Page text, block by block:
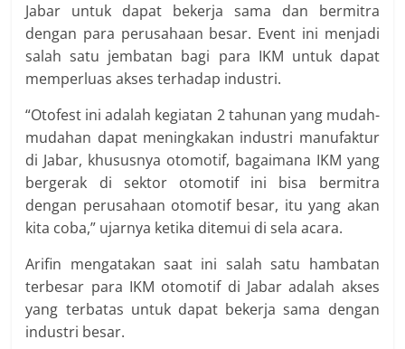
Jabar untuk dapat bekerja sama dan bermitra
dengan para perusahaan besar. Event ini menjadi
salah satu jembatan bagi para IKM untuk dapat
memperluas akses terhadap industri.
“Otofest ini adalah kegiatan 2 tahunan yang mudah-
mudahan dapat meningkakan industri manufaktur
di Jabar, khususnya otomotif, bagaimana IKM yang
bergerak di sektor otomotif ini bisa bermitra
dengan perusahaan otomotif besar, itu yang akan
kita coba,” ujarnya ketika ditemui di sela acara.
Arifin mengatakan saat ini salah satu hambatan
terbesar para IKM otomotif di Jabar adalah akses
yang terbatas untuk dapat bekerja sama dengan
industri besar.